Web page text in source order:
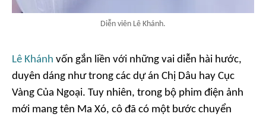
Diễn viên Lê Khánh.
Lê Khánh vốn gắn liền với những vai diễn hài hước,
duyên dáng như trong các dự án Chị Dâu hay Cục
Vàng Của Ngoại. Tuy nhiên, trong bộ phim điện ảnh
mới mang tên Ma Xó, cô đã có một bước chuyển